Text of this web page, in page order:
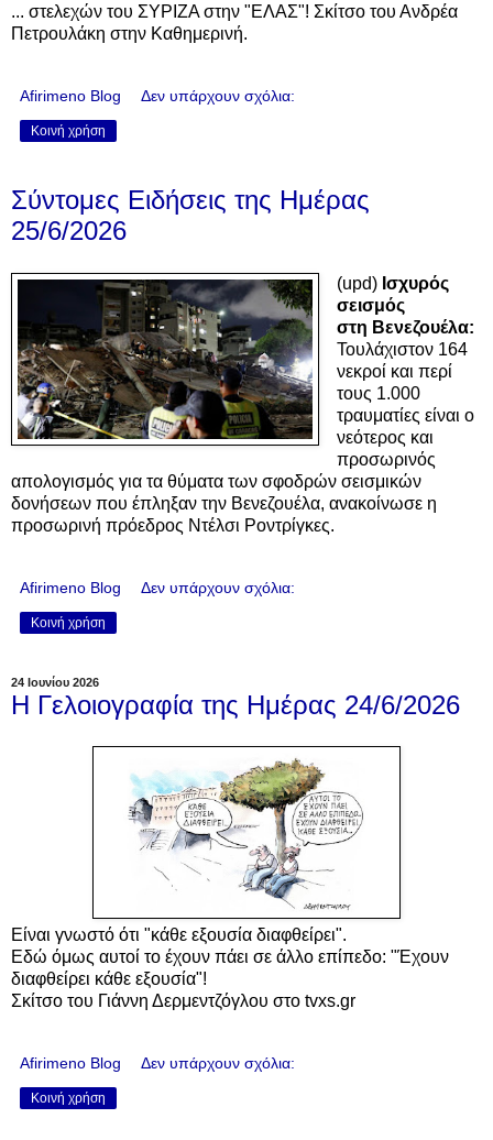
... στελεχών του ΣΥΡΙΖΑ στην "ΕΛΑΣ"! Σκίτσο του Ανδρέα
Πετρουλάκη στην Καθημερινή.
Afirimeno Blog Δεν υπάρχουν σχόλια:
Κοινή χρήση
Σύντομες Ειδήσεις της Ημέρας
25/6/2026
(upd) Ισχυρός
σεισμός
στη Βενεζουέλα:
Τουλάχιστον 164
νεκροί και περί
τους 1.000
τραυματίες είναι ο
νεότερος και
προσωρινός
απολογισμός για τα θύματα των σφοδρών σεισμικών
δονήσεων που έπληξαν την Βενεζουέλα, ανακοίνωσε η
προσωρινή πρόεδρος Ντέλσι Ροντρίγκες.
Afirimeno Blog Δεν υπάρχουν σχόλια:
Κοινή χρήση
24 Ιουνίου 2026
Η Γελοιογραφία της Ημέρας 24/6/2026
Είναι γνωστό ότι "κάθε εξουσία διαφθείρει".
Εδώ όμως αυτοί το έχουν πάει σε άλλο επίπεδο: "Έχουν
διαφθείρει κάθε εξουσία"!
Σκίτσο του Γιάννη Δερμεντζόγλου στο tvxs.gr
Afirimeno Blog Δεν υπάρχουν σχόλια:
Κοινή χρήση